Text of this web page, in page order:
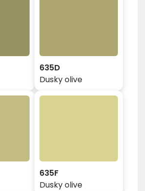
635D
Dusky olive
635F
Dusky olive